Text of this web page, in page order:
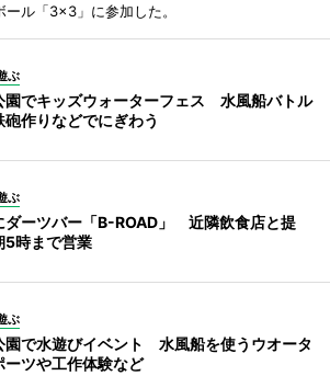
ル「3×3」に参加した。
ぶ
園でキッズウォーターフェス 水風船バトル
砲作りなどでにぎわう
ぶ
ダーツバー「B-ROAD」 近隣飲食店と提
5時まで営業
ぶ
園で水遊びイベント 水風船を使うウオータ
ーツや工作体験など